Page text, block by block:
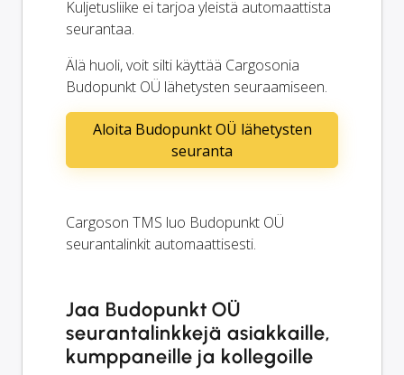
Kuljetusliike ei tarjoa yleistä automaattista
seurantaa.
Älä huoli, voit silti käyttää Cargosonia
Budopunkt OÜ lähetysten seuraamiseen.
Aloita Budopunkt OÜ lähetysten
seuranta
Cargoson TMS luo Budopunkt OÜ
seurantalinkit automaattisesti.
Jaa Budopunkt OÜ
seurantalinkkejä asiakkaille,
kumppaneille ja kollegoille